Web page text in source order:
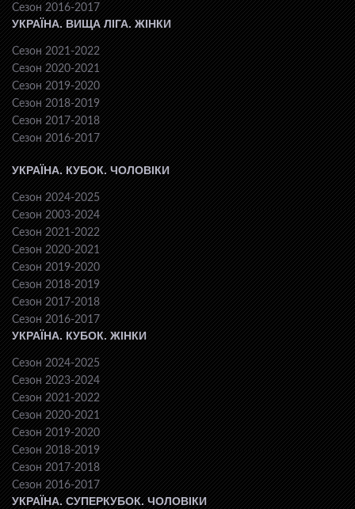
Сезон 2016-2017
УКРАЇНА. ВИЩА ЛІГА. ЖІНКИ
Сезон 2021-2022
Сезон 2020-2021
Сезон 2019-2020
Сезон 2018-2019
Сезон 2017-2018
Сезон 2016-2017
УКРАЇНА. КУБОК. ЧОЛОВІКИ
Сезон 2024-2025
Сезон 2003-2024
Сезон 2021-2022
Сезон 2020-2021
Сезон 2019-2020
Сезон 2018-2019
Сезон 2017-2018
Сезон 2016-2017
УКРАЇНА. КУБОК. ЖІНКИ
Сезон 2024-2025
Сезон 2023-2024
Сезон 2021-2022
Сезон 2020-2021
Сезон 2019-2020
Сезон 2018-2019
Сезон 2017-2018
Сезон 2016-2017
УКРАЇНА. СУПЕРКУБОК. ЧОЛОВІКИ